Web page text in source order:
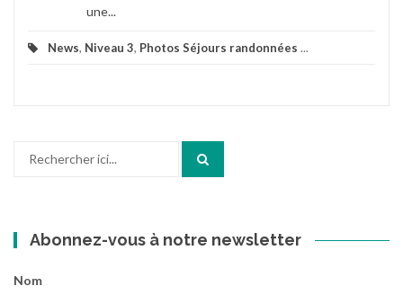
une...
News, Niveau 3, Photos Séjours randonnées ...
Abonnez-vous à notre newsletter
Nom